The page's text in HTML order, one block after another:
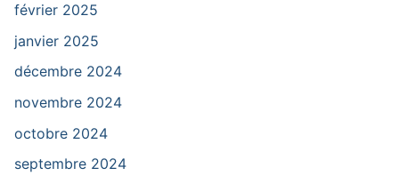
février 2025
janvier 2025
décembre 2024
novembre 2024
octobre 2024
septembre 2024